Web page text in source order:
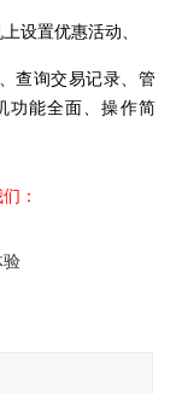
设置优惠活动、
查询交易记录、管
功能全面、操作简
：
验